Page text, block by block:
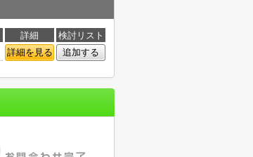
詳細
検討リスト
詳細を見る 追加する